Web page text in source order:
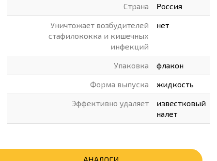
Страна Россия
Уничтожает возбудителей
стафилококка и кишечных
инфекций
нет
Упаковка флакон
Форма выпуска жидкость
Эффективно удаляет
известковый
налет